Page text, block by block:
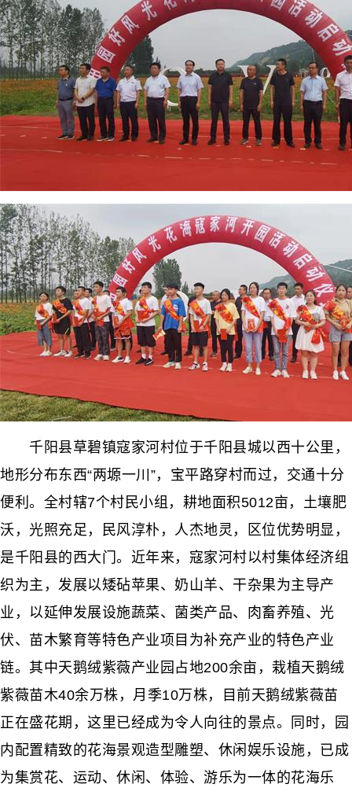
千阳县草碧镇寇家河村位于千阳县城以西十公里，
地形分布东西“两塬一川”，宝平路穿村而过，交通十分
便利。全村辖7个村民小组，耕地面积5012亩，土壤肥
沃，光照充足，民风淳朴，人杰地灵，区位优势明显，
是千阳县的西大门。近年来，寇家河村以村集体经济组
织为主，发展以矮砧苹果、奶山羊、干杂果为主导产
业，以延伸发展设施蔬菜、菌类产品、肉畜养殖、光
伏、苗木繁育等特色产业项目为补充产业的特色产业
链。其中天鹅绒紫薇产业园占地200余亩，栽植天鹅绒
紫薇苗木40余万株，月季10万株，目前天鹅绒紫薇苗
正在盛花期，这里已经成为令人向往的景点。同时，园
内配置精致的花海景观造型雕塑、休闲娱乐设施，已成
为集赏花、运动、休闲、体验、游乐为一体的花海乐